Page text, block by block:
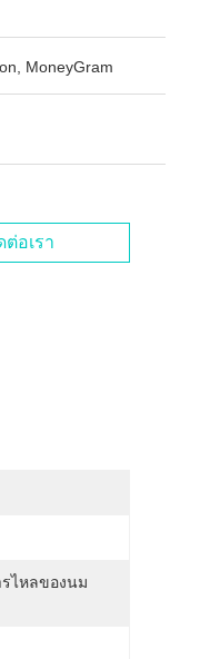
MoneyGram
ต่อเรา
รไหลของนม